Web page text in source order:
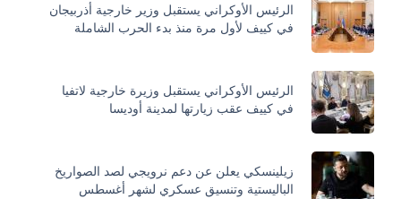
الرئيس الأوكراني يستقبل وزير خارجية أذربيجان
في كييف لأول مرة منذ بدء الحرب الشاملة
الرئيس الأوكراني يستقبل وزيرة خارجية لاتفيا
في كييف عقب زيارتها لمدينة أوديسا
زيلينسكي يعلن عن دعم نرويجي لصد الصواريخ
الباليستية وتنسيق عسكري لشهر أغسطس